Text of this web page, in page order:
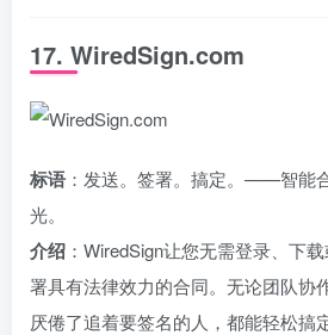
17. WiredSign.com
标语 ：发送。签署。搞定。——智能
光。
介绍 ：WiredSign让您无需登录、下
署具有法律效力的合同。无论团队协
厌倦了追着要签名的人，都能轻松搞定